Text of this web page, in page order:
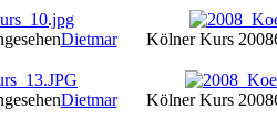
Dietmar
Kölner Kurs 2008
Dietmar
Kölner Kurs 2008